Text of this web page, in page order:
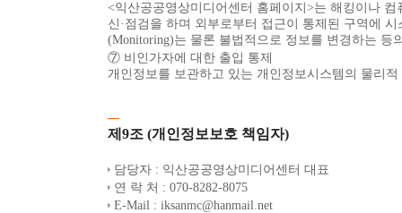
<익산공공영상미디어센터 홈페이지>는 해킹이나
신·점검을 하며 외부로부터 접근이 통제된 구역에
(Monitoring)는 물론 불법적으로 정보를 변경하는 등
⑦ 비인가자에 대한 출입 통제
개인정보를 보관하고 있는 개인정보시스템의 물리
제9조 (개인정보보호 책임자)
담당자 : 익산공공영상미디어센터 대표
연 락 처 : 070-8282-8075
E-Mail : iksanmc@hanmail.net